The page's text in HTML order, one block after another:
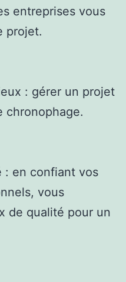
entreprises vous
projet.
: gérer un projet
chronophage.
: en confiant vos
vous
de qualité pour un